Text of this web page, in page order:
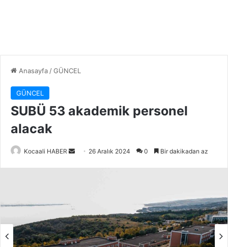
Anasayfa /GÜNCEL
GÜNCEL
SUBÜ 53 akademik personel
alacak
Kocaali HABER
Bir
26 Aralık 2024 0 Bir dakikadan az